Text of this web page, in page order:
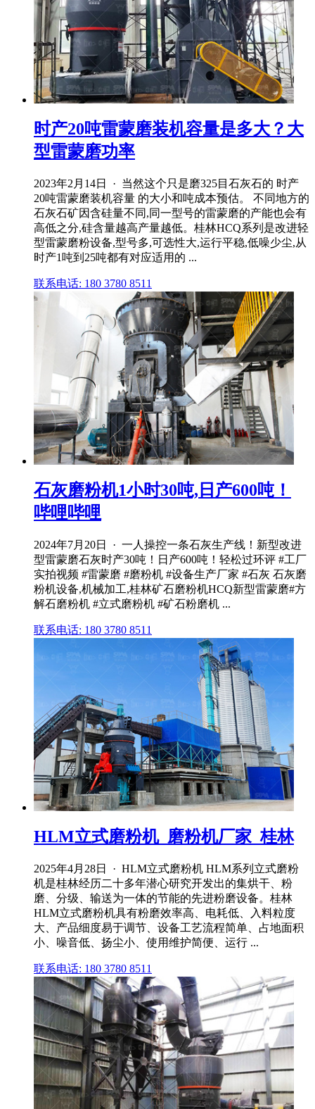
时产20吨雷蒙磨装机容量是多大？大
型雷蒙磨功率
2023年2月14日 · 当然这个只是磨325目石灰石的 时产
20吨雷蒙磨装机容量 的大小和吨成本预估。 不同地方的
石灰石矿因含硅量不同,同一型号的雷蒙磨的产能也会有
高低之分,硅含量越高产量越低。桂林HCQ系列是改进轻
型雷蒙磨粉设备,型号多,可选性大,运行平稳,低噪少尘,从
时产1吨到25吨都有对应适用的 ...
联系电话: 180 3780 8511
石灰磨粉机1小时30吨,日产600吨！
哔哩哔哩
2024年7月20日 · 一人操控一条石灰生产线！新型改进
型雷蒙磨石灰时产30吨！日产600吨！轻松过环评 #工厂
实拍视频 #雷蒙磨 #磨粉机 #设备生产厂家 #石灰 石灰磨
粉机设备,机械加工,桂林矿石磨粉机HCQ新型雷蒙磨#方
解石磨粉机 #立式磨粉机 #矿石粉磨机 ...
联系电话: 180 3780 8511
HLM立式磨粉机_磨粉机厂家_桂林
2025年4月28日 · HLM立式磨粉机 HLM系列立式磨粉
机是桂林经历二十多年潜心研究开发出的集烘干、粉
磨、分级、输送为一体的节能的先进粉磨设备。桂林
HLM立式磨粉机具有粉磨效率高、电耗低、入料粒度
大、产品细度易于调节、设备工艺流程简单、占地面积
小、噪音低、扬尘小、使用维护简便、运行 ...
联系电话: 180 3780 8511